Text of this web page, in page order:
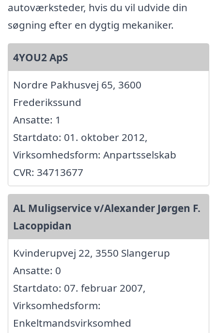
autoværksteder, hvis du vil udvide din
søgning efter en dygtig mekaniker.
4YOU2 ApS
Nordre Pakhusvej 65, 3600
Frederikssund
Ansatte: 1
Startdato: 01. oktober 2012,
Virksomhedsform: Anpartsselskab
CVR: 34713677
AL Muligservice v/Alexander Jørgen F.
Lacoppidan
Kvinderupvej 22, 3550 Slangerup
Ansatte: 0
Startdato: 07. februar 2007,
Virksomhedsform:
Enkeltmandsvirksomhed